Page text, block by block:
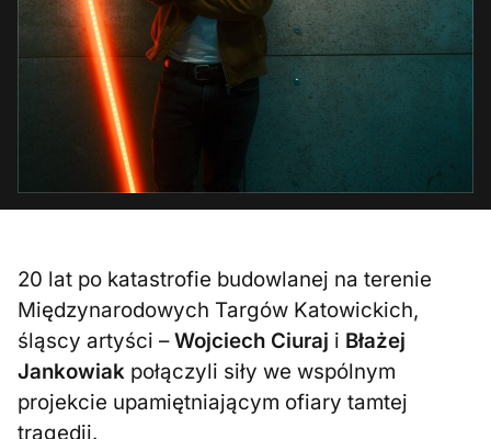
20 lat po katastrofie budowlanej na terenie
Międzynarodowych Targów Katowickich,
śląscy artyści –Wojciech Ciuraj i Błażej
Jankowiak połączyli siły we wspólnym
projekcie upamiętniającym ofiary tamtej
tragedii.